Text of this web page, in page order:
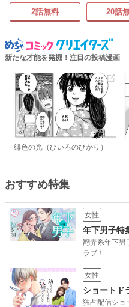
2話無料 20話
新たな才能を発掘！注目の投稿漫画
緋色の光（ひいろのひかり）
おすすめ特集
女性
年下男子特
翻弄系年下男
ラブ！
女性
ショートド
独占配信ショ